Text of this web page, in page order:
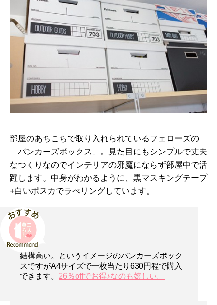
部屋のあちこちで取り入れられているフェローズの
「バンカーズボックス」。見た目にもシンプルで丈夫
なつくりなのでインテリアの邪魔にならず部屋中で活
躍します。中身がわかるように、黒マスキングテープ
+白いポスカでラべリングしています。
結構高い。というイメージのバンカーズボック
スですがA4サイズで一枚当たり630円程で購入
できます。 26％offでお得♪なのも嬉しい。